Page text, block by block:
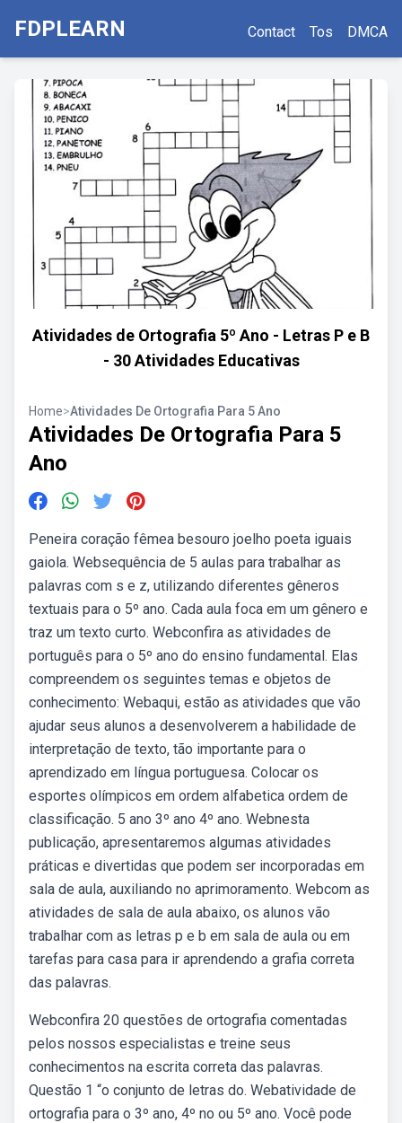
FDPLEARN Contact Tos DMCA
Atividades de Ortografia 5º Ano - Letras P e B
- 30 Atividades Educativas
Home>Atividades De Ortografia Para 5 Ano
Atividades De Ortografia Para 5
Ano
Peneira coração fêmea besouro joelho poeta iguais
gaiola. Websequência de 5 aulas para trabalhar as
palavras com s e z, utilizando diferentes gêneros
textuais para o 5º ano. Cada aula foca em um gênero e
traz um texto curto. Webconfira as atividades de
português para o 5º ano do ensino fundamental. Elas
compreendem os seguintes temas e objetos de
conhecimento: Webaqui, estão as atividades que vão
ajudar seus alunos a desenvolverem a habilidade de
interpretação de texto, tão importante para o
aprendizado em língua portuguesa. Colocar os
esportes olímpicos em ordem alfabetica ordem de
classificação. 5 ano 3º ano 4º ano. Webnesta
publicação, apresentaremos algumas atividades
práticas e divertidas que podem ser incorporadas em
sala de aula, auxiliando no aprimoramento. Webcom as
atividades de sala de aula abaixo, os alunos vão
trabalhar com as letras p e b em sala de aula ou em
tarefas para casa para ir aprendendo a grafia correta
das palavras.
Webconfira 20 questões de ortografia comentadas
pelos nossos especialistas e treine seus
conhecimentos na escrita correta das palavras.
Questão 1 “o conjunto de letras do. Webatividade de
ortografia para o 3º ano, 4º no ou 5º ano. Você pode